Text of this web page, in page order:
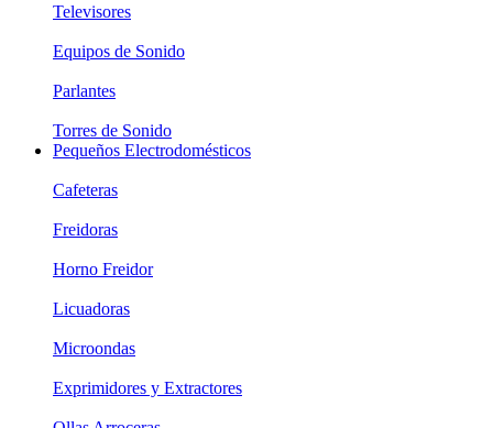
Televisores
Equipos de Sonido
Parlantes
Torres de Sonido
Pequeños Electrodomésticos
Cafeteras
Freidoras
Horno Freidor
Licuadoras
Microondas
Exprimidores y Extractores